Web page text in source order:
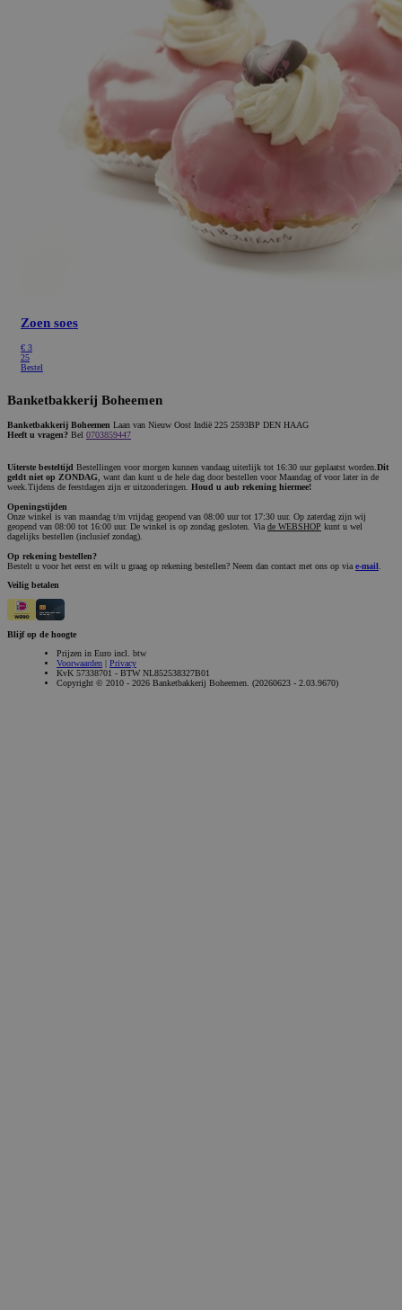
Zoen soes
€ 3
25
Bestel
Banketbakkerij Boheemen
Banketbakkerij Boheemen Laan van Nieuw Oost Indië 225 2593BP DEN HAAG
Heeft u vragen? Bel 0703859447
Uiterste besteltijd Bestellingen voor morgen kunnen vandaag uiterlijk tot 16:30 uur geplaatst worden. Dit
geldt niet op ZONDAG , want dan kunt u de hele dag door bestellen voor Maandag of voor later in de
week.Tijdens de feestdagen zijn er uitzonderingen. Houd u aub rekening hiermee!
Openingstijden
Onze winkel is van maandag t/m vrijdag geopend van 08:00 uur tot 17:30 uur. Op zaterdag zijn wij
geopend van 08:00 tot 16:00 uur. De winkel is op zondag gesloten. Via de WEBSHOP kunt u wel
dagelijks bestellen (inclusief zondag).
Op rekening bestellen?
Bestelt u voor het eerst en wilt u graag op rekening bestellen? Neem dan contact met ons op via e-mail
Veilig betalen
Blijf op de hoogte
Prijzen in Euro incl. btw
Voorwaarden | Privacy
KvK 57338701 - BTW NL852538327B01
Copyright © 2010 - 2026 Banketbakkerij Boheemen. (20260623 - 2.03.9670)